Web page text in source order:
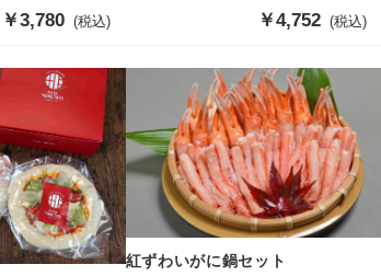
販
売
￥3,780 (税込)
販
売
格
￥4,752 (税込)
紅ずわいがに鍋セット